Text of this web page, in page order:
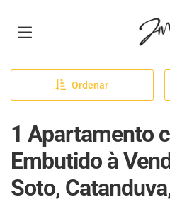
Ordenar
1 Apartamento
Embutido à
Soto,